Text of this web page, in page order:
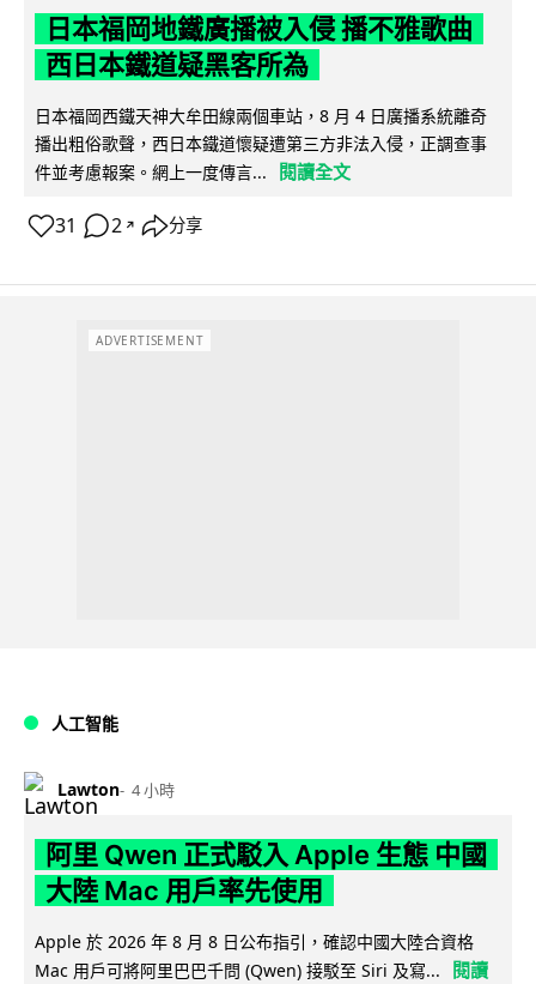
日本福岡地鐵廣播被入侵 播不雅歌曲
西日本鐵道疑黑客所為
日本福岡西鐵天神大牟田線兩個車站，8 月 4 日廣播系統離奇
播出粗俗歌聲，西日本鐵道懷疑遭第三方非法入侵，正調查事
件並考慮報案。網上一度傳言...
閱讀全文
31 2 ↗ 分享
ADVERTISEMENT
人工智能
Lawton 4 小時
阿里 Qwen 正式駁入 Apple 生態 中國
大陸 Mac 用戶率先使用
Apple 於 2026 年 8 月 8 日公布指引，確認中國大陸合資格
Mac 用戶可將阿里巴巴千問 (Qwen) 接駁至 Siri 及寫...
閱讀